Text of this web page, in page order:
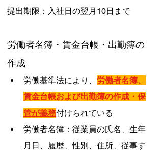
提出期限：入社日の翌月10日まで
労働者名簿・賃金台帳・出勤簿の
作成
労働基準法により、 労働者名簿、
賃金台帳および出勤簿の作成・保
管が義務付けられている
労働者名簿：従業員の氏名、生年
月日、履歴、性別、住所、従事す